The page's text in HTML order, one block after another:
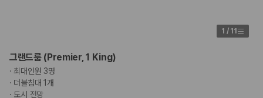
1 / 11
그랜드룸 (Premier, 1 King)
· 최대인원 3명
· 더블침대 1개
· 도시 전망